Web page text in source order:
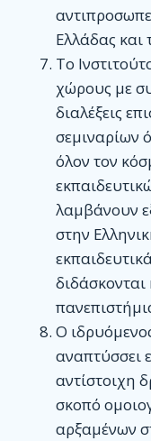
Ελλάδας και
Το
χώρους με
διαλέξεις
σεμιναρίων
όλον τον
λαμβάνουν
στην
Ο
αναπτύσσει
αντίστοιχη
σκοπό
αρξαμένων